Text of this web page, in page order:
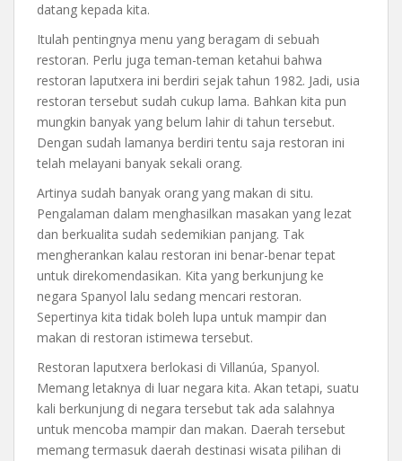
datang kepada kita.
Itulah pentingnya menu yang beragam di sebuah
restoran. Perlu juga teman-teman ketahui bahwa
restoran laputxera ini berdiri sejak tahun 1982. Jadi, usia
restoran tersebut sudah cukup lama. Bahkan kita pun
mungkin banyak yang belum lahir di tahun tersebut.
Dengan sudah lamanya berdiri tentu saja restoran ini
telah melayani banyak sekali orang.
Artinya sudah banyak orang yang makan di situ.
Pengalaman dalam menghasilkan masakan yang lezat
dan berkualita sudah sedemikian panjang. Tak
mengherankan kalau restoran ini benar-benar tepat
untuk direkomendasikan. Kita yang berkunjung ke
negara Spanyol lalu sedang mencari restoran.
Sepertinya kita tidak boleh lupa untuk mampir dan
makan di restoran istimewa tersebut.
Restoran laputxera berlokasi di Villanúa, Spanyol.
Memang letaknya di luar negara kita. Akan tetapi, suatu
kali berkunjung di negara tersebut tak ada salahnya
untuk mencoba mampir dan makan. Daerah tersebut
memang termasuk daerah destinasi wisata pilihan di